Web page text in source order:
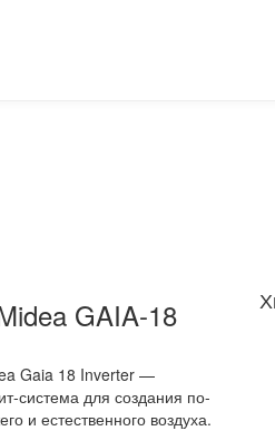
GAIA-18
Gaia 18 Inverter —
система для создания по-
и естественного воздуха.